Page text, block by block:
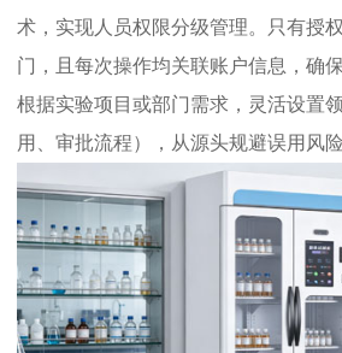
术，实现人员权限分级管理。只有授
门，且每次操作均关联账户信息，确
根据实验项目或部门需求，灵活设置
用、审批流程），从源头规避误用风